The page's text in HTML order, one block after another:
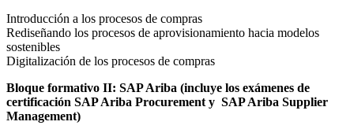
Introducción a los procesos de compras
Rediseñando los procesos de aprovisionamiento hacia modelos
sostenibles
Digitalización de los procesos de compras
Bloque formativo II: SAP Ariba (incluye los exámenes de
certificación SAP Ariba Procurement y SAP Ariba Supplier
Management)